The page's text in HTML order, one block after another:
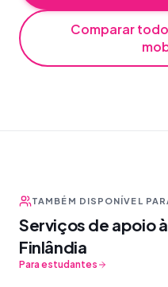
Comparar
TAMBÉM DISPONÍVEL
Serviços de apoio
Finlândia
Para estudantes